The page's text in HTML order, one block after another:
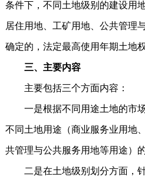
条件下，不同土地级别的建设用
居住用地、工矿用地、公共管理
确定的，法定最高使用年期土地
三、主要内容
主要包括三个方面内容：
一是根据不同用途土地的市场
不同土地用途（商业服务业用地
共管理与公共服务用地等用途）
二是在土地级别划分方面，针